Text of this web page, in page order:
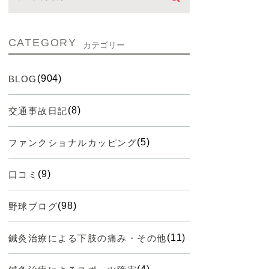
CATEGORY カテゴリー
BLOG (904)
交通事故日記(8)
ファンクショナルカッピング(5)
口コミ (9)
野球ブログ(98)
鍼灸治療による下肢の痛み・その他(11)